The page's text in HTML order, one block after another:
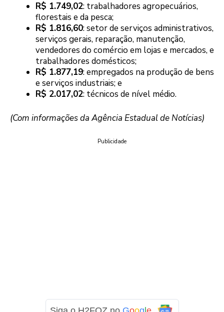
R$ 1.749,02: trabalhadores agropecuários,
florestais e da pesca;
R$ 1.816,60: setor de serviços administrativos,
serviços gerais, reparação, manutenção,
vendedores do comércio em lojas e mercados, e
trabalhadores domésticos;
R$ 1.877,19: empregados na produção de bens
e serviços industriais; e
R$ 2.017,02: técnicos de nível médio.
(Com informações da Agência Estadual de Notícias)
Publicidade